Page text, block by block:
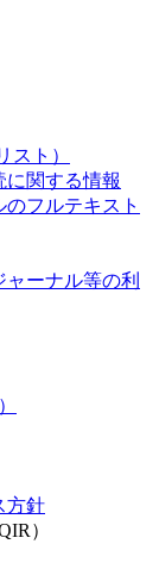
スト）
関する情報
フルテキスト
ーナル等の利
方針
）